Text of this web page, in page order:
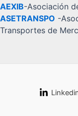
AEXIB-Asociación
ASETRANSPO -
Transportes de